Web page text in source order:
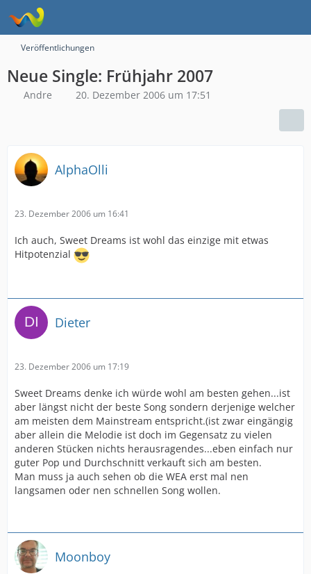
Veröffentlichungen
Neue Single: Frühjahr 2007
Andre 20. Dezember 2006 um 17:51
AlphaOlli
23. Dezember 2006 um 16:41
Ich auch, Sweet Dreams ist wohl das einzige mit etwas
Hitpotenzial
Dieter
23. Dezember 2006 um 17:19
Sweet Dreams denke ich würde wohl am besten gehen...ist
aber längst nicht der beste Song sondern derjenige welcher
am meisten dem Mainstream entspricht.(ist zwar eingängig
aber allein die Melodie ist doch im Gegensatz zu vielen
anderen Stücken nichts herausragendes...eben einfach nur
guter Pop und Durchschnitt verkauft sich am besten.
Man muss ja auch sehen ob die WEA erst mal nen
langsamen oder nen schnellen Song wollen.
Moonboy